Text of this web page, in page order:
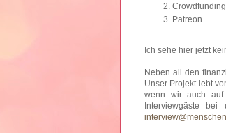
Patreon
Ich sehe hier jetzt
Neben all den
Unser Projekt lebt
wenn wir auch auf
Interviewgäste